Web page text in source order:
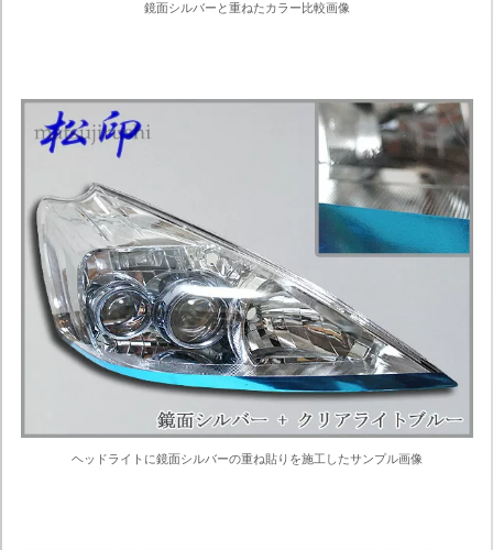
鏡面シルバーと重ねたカラー比較画像
ヘッドライトに鏡面シルバーの重ね貼りを施工したサンプル画像